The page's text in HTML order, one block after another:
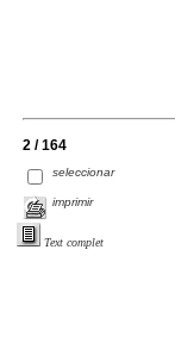
2 / 164
seleccionar
imprimir
Text complet